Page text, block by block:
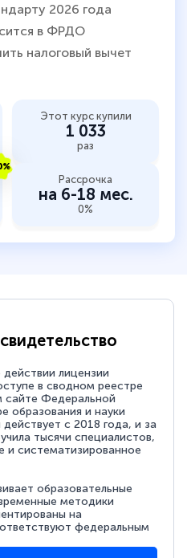
2026 года
в ФРДО
налоговый вычет
Этот курс купили
1 033
раз
Рассрочка
на 6-18 мес.
0%
лицензии
в сводном реестре
сайте Федеральной
образования и науки
с 2018 года, и за
тысячи специалистов,
и систематизированное
образовательные
методики
на
федеральным